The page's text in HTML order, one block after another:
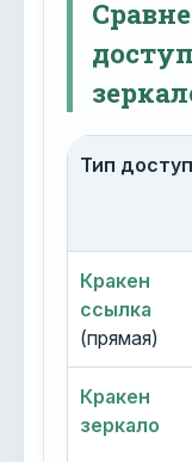
Тип
Кракен
ссылка
(прямая)
Кракен
зеркало